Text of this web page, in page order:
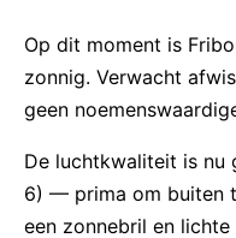
Op dit moment is
zonnig. Verwacht
geen
De luchtkwaliteit is nu
6) — prima om buiten
een zonnebril en